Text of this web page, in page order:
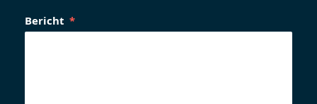
Bericht